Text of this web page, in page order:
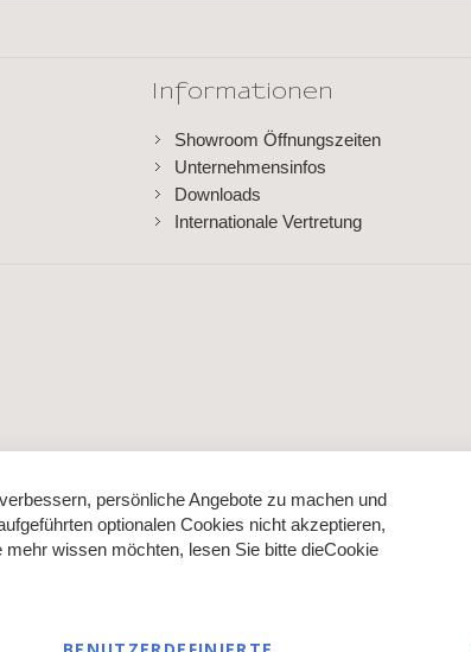
Informationen
Showroom Öffnungszeiten
Unternehmensinfos
Downloads
Internationale Vertretung